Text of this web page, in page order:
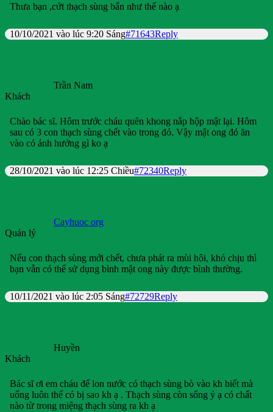
Thưa bạn ,cứt thạch sùng bẩn như thế nào ạ
10/10/2021 vào lúc 9:20 Sáng#71643Reply
Trần Nam
Khách
Chào bác sĩ. Hôm trước cháu quên khong nắp hộp mật lại. Hôm
sau có 3 con thạch sùng chết vào trong đó. Vậy mật ong đó ăn
vào có ảnh hưởng gì ko ạ
28/10/2021 vào lúc 12:25 Chiều#72340Reply
Cayhuoc org
Quản lý
Nếu con thạch sùng mới chết, chưa phát ra mùi hôi, khó chịu thì
bạn vẫn có thể sử dụng bình mật ong này được bình thường.
10/11/2021 vào lúc 2:05 Sáng#72729Reply
Huyền
Khách
Bác sĩ ơi em cháu để lon nước có thạch sùng bò vào kh biết mà
uống luôn thế có bị sao kh ạ . Thạch sùng còn sống ý ạ có chất
nào từ trong miệng thạch sùng ra kh ạ